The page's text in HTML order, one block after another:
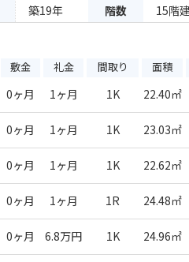
築19年 階数 15階建
敷金 礼金 間取り 面積
0ヶ月 1ヶ月 1K 22.40㎡
0ヶ月 1ヶ月 1K 23.03㎡
0ヶ月 1ヶ月 1K 22.62㎡
0ヶ月 1ヶ月 1R 24.48㎡
0ヶ月 6.8万円 1K 24.96㎡